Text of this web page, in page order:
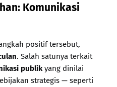
Komunikasi
positif tersebut,
. Salah satunya terkait
publik yang dinilai
strategis — seperti